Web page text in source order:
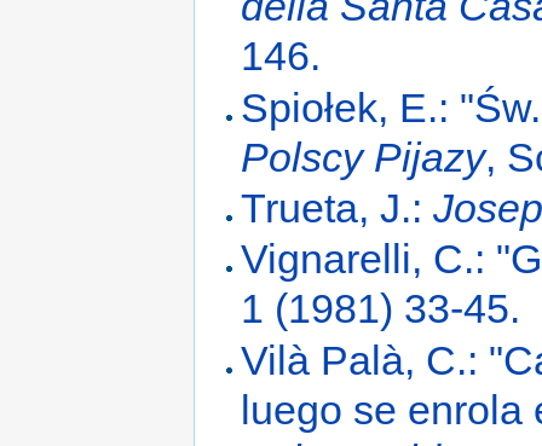
146.
Spiołek, E.:
Polscy Pijazy,
Trueta, J.:
Vignarelli, C.:
1 (1981) 33-45.
Vilà Palà, C.:
luego se enrola